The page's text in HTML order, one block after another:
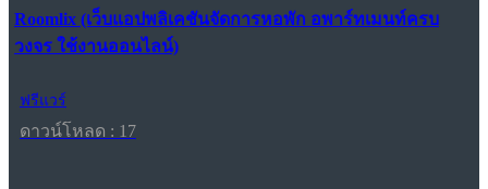
Roomlix (เว็บแอปพลิเคชันจัดการหอพัก อพาร์ทเมนท์ครบ
วงจร ใช้งานออนไลน์)
ฟรีแวร์
ดาวน์โหลด : 17